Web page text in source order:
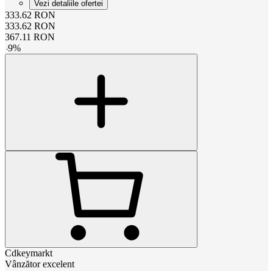
Vezi detaliile ofertei
333.62 RON
333.62 RON
367.11 RON
-9%
Cdkeymarkt
Vânzător excelent